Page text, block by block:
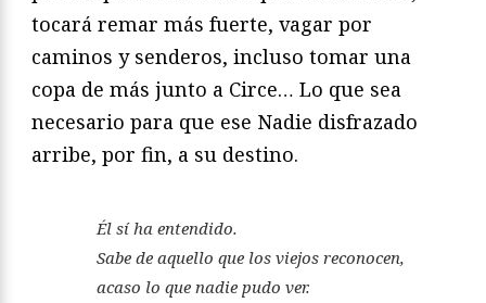
tocará remar más fuerte, vagar por
caminos y senderos, incluso tomar una
copa de más junto a Circe… Lo que sea
necesario para que ese Nadie disfrazado
arribe, por fin, a su destino.
Él sí ha entendido.
Sabe de aquello que los viejos reconocen,
acaso lo que nadie pudo ver.